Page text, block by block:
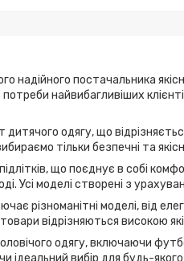
надійного постачальника
найвибагливіших
одягу, що
тільки безпечні та
що поєднує в собі
Усі моделі створені з
різноманітні моделі, від
відрізняються високою
одягу, включаючи
ідеальний вибір для будь-